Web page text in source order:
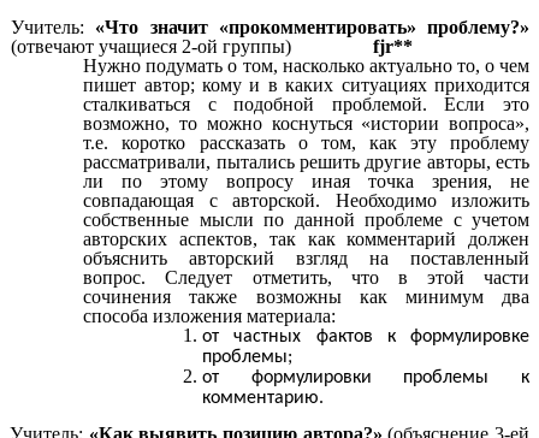
Учитель: «Что значит «прокомментировать» проблему?»
(отвечают учащиеся 2-ой группы)
fjr**
Нужно подумать о том, насколько актуально то, о чем
пишет автор; кому и в каких ситуациях приходится
сталкиваться с подобной проблемой. Если это
возможно, то можно коснуться «истории вопроса»,
т.е. коротко рассказать о том, как эту проблему
рассматривали, пытались решить другие авторы, есть
ли по этому вопросу иная точка зрения, не
совпадающая с авторской. Необходимо изложить
собственные мысли по данной проблеме с учетом
авторских аспектов, так как комментарий должен
объяснить авторский взгляд на поставленный
вопрос. Следует отметить, что в этой части
сочинения также возможны как минимум два
способа изложения материала:
от частных фактов к формулировке
проблемы;
от формулировки проблемы к
комментарию.